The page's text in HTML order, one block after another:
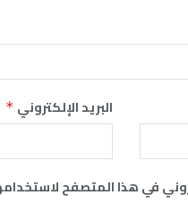
البريد الإلكتروني *
في هذا المتصفح